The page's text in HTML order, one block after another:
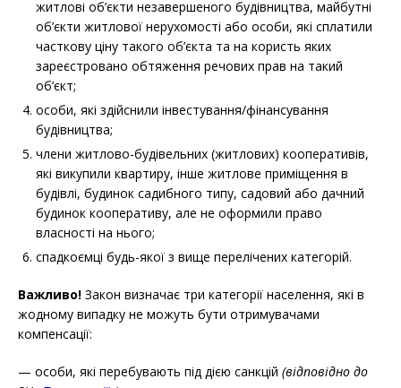
житлові об’єкти незавершеного будівництва, майбутні
об’єкти житлової нерухомості або особи, які сплатили
часткову ціну такого об’єкта та на користь яких
зареєстровано обтяження речових прав на такий
об’єкт;
особи, які здійснили інвестування/фінансування
будівництва;
члени житлово-будівельних (житлових) кооперативів,
які викупили квартиру, інше житлове приміщення в
будівлі, будинок садибного типу, садовий або дачний
будинок кооперативу, але не оформили право
власності на нього;
спадкоємці будь-якої з вище перелічених категорій.
Важливо! Закон визначає три категорії населення, які в
жодному випадку не можуть бути отримувачами
компенсації:
— особи, які перебувають під дією санкцій (відповідно до